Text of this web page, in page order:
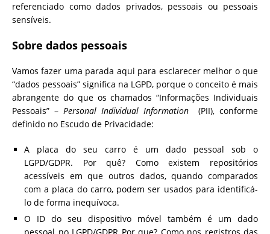
referenciado como dados privados, pessoais ou pessoais
sensíveis.
Sobre dados pessoais
Vamos fazer uma parada aqui para esclarecer melhor o que
“dados pessoais” significa na LGPD, porque o conceito é mais
abrangente do que os chamados “Informações Individuais
Pessoais” – Personal Individual Information (PII), conforme
definido no Escudo de Privacidade:
A placa do seu carro é um dado pessoal sob o
LGPD/GDPR. Por quê? Como existem repositórios
acessíveis em que outros dados, quando comparados
com a placa do carro, podem ser usados ​​para identificá-
lo de forma inequívoca.
O ID do seu dispositivo móvel também é um dado